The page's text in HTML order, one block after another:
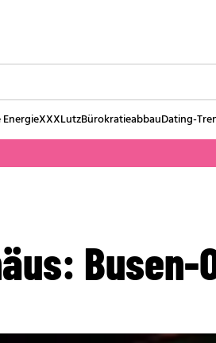
XXXLutzBürokratieabbauDating-
Busen-